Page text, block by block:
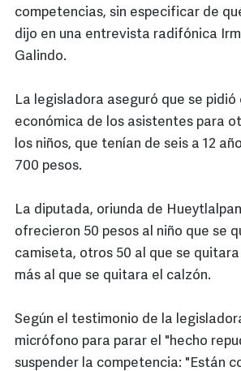
competencias, sin especificar de
dijo en una entrevista radifónica
Galindo.
La legisladora aseguró que se pidió
económica de los asistentes para
los niños, que tenían de seis a 12
700 pesos.
La diputada, oriunda de
ofrecieron 50 pesos al niño que se
camiseta, otros 50 al que se
más al que se quitara el calzón.
Según el testimonio de la
micrófono para parar el "hecho
suspender la competencia: "Están